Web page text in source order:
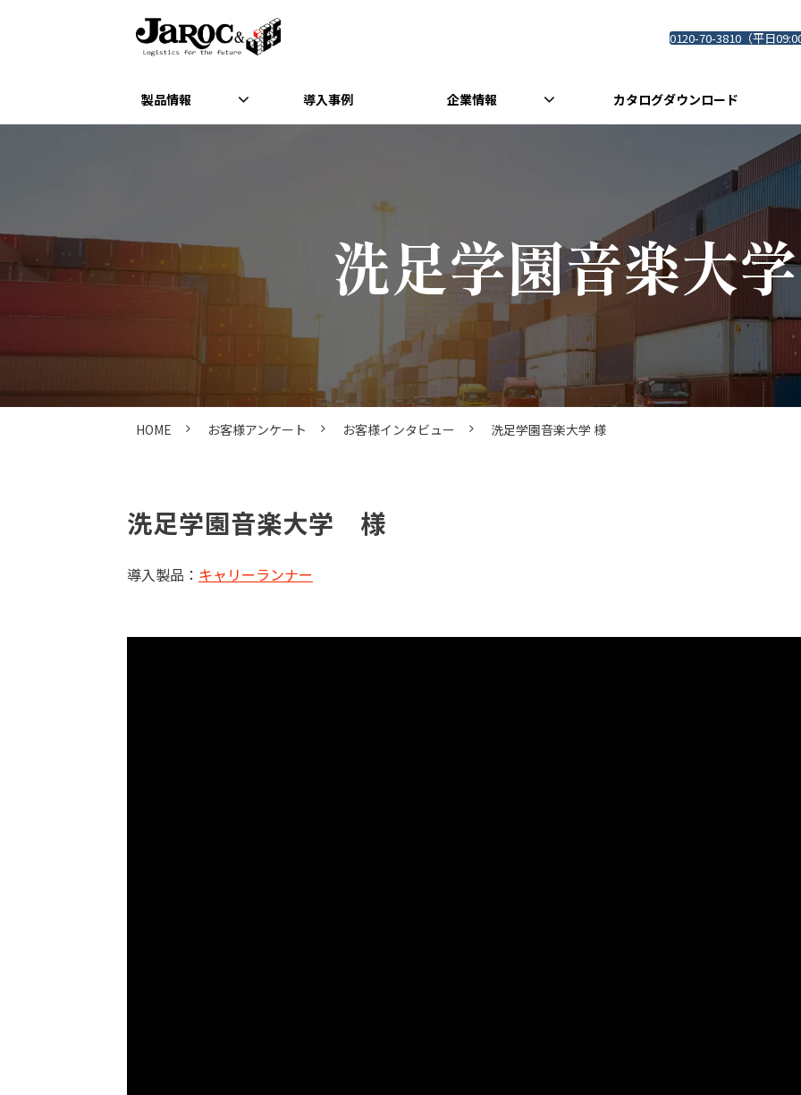
0120-70-3810（平日
製品情報 導入事例 企業情報 カタログダウンロード
洗足学園音楽大
HOME お客様アンケート お客様インタビュー 洗足学園音楽大学 様
洗足学園音楽大学　様
導入製品： キャリーランナー